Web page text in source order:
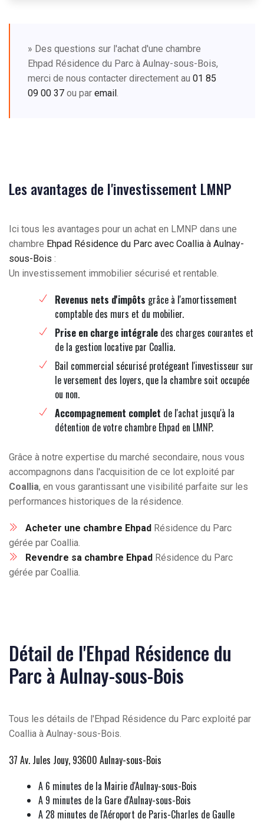
» Des questions sur l'achat d'une chambre
Ehpad Résidence du Parc à Aulnay-sous-Bois,
merci de nous contacter directement au 01 85
09 00 37 ou par email
Les avantages de l'investissement LMNP
Ici tous les avantages pour un achat en LMNP dans une
chambre Ehpad Résidence du Parc avec Coallia à Aulnay-
sous-Bois :
Un investissement immobilier sécurisé et rentable.
Revenus nets d'impôts grâce à l'amortissement
comptable des murs et du mobilier.
Prise en charge intégrale des charges courantes et
de la gestion locative par Coallia.
Bail commercial sécurisé protégeant l'investisseur sur
le versement des loyers, que la chambre soit occupée
ou non.
Accompagnement complet de l'achat jusqu'à la
détention de votre chambre Ehpad en LMNP.
Grâce à notre expertise du marché secondaire, nous vous
accompagnons dans l'acquisition de ce lot exploité par
Coallia, en vous garantissant une visibilité parfaite sur les
performances historiques de la résidence.
Acheter une chambre Ehpad Résidence du Parc
gérée par Coallia.
Revendre sa chambre Ehpad Résidence du Parc
gérée par Coallia.
Détail de l'Ehpad Résidence du
Parc à Aulnay-sous-Bois
Tous les détails de l'Ehpad Résidence du Parc exploité par
Coallia à Aulnay-sous-Bois.
37 Av. Jules Jouy, 93600 Aulnay-sous-Bois
A 6 minutes de la Mairie d'Aulnay-sous-Bois
A 9 minutes de la Gare d'Aulnay-sous-Bois
A 28 minutes de l'Aéroport de Paris-Charles de Gaulle